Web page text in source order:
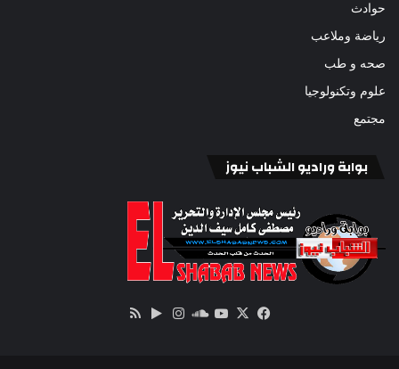
حوادث
رياضة وملاعب
صحه و طب
علوم وتكنولوجيا
مجتمع
بوابة وراديو الشباب نيوز
فيسبوك
‫X
‫YouTube
ساوندانستقرام‏Google